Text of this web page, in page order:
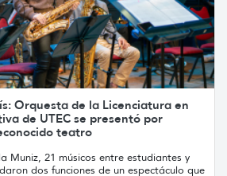
Orquesta de la Licenciatura en
de UTEC se presentó por
teatro
Muniz, 21 músicos entre estudiantes y
dos funciones de un espectáculo que